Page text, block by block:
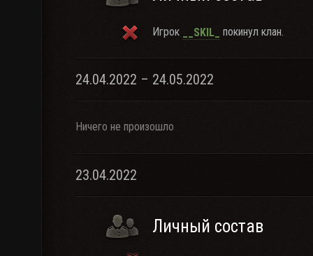
Игрок __SKIL_ покинул клан.
24.04.2022 – 24.05.2022
Ничего не произошло
23.04.2022
Личный состав